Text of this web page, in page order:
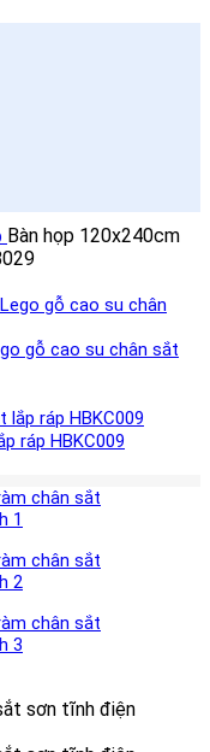
Bàn họp 120x240cm
gỗ cao su chân sắt
ráp HBKC009